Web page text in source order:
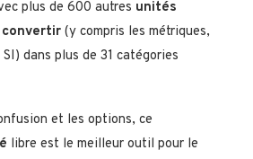
plus de 600 autres unités
convertir (y compris les métriques,
SI) dans plus de 31 catégories
et les options, ce
libre est le meilleur outil pour le